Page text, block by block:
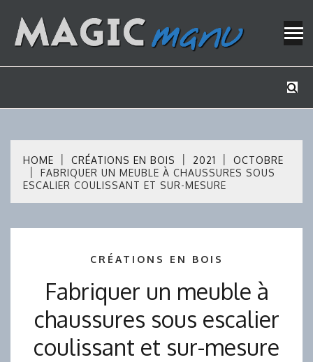
content
HOME CRÉATIONS EN BOIS 2021
OCTOBRE
FABRIQUER UN MEUBLE À CHAUSSURES SOUS
ESCALIER COULISSANT ET SUR-MESURE
CRÉATIONS EN BOIS
Fabriquer un meuble à
chaussures sous escalier
coulissant et sur-mesure